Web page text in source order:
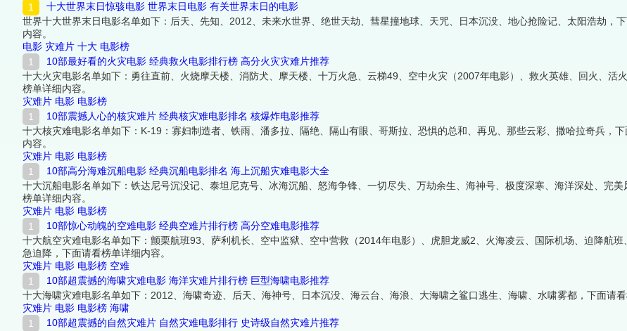
十大世界末日惊骇电影 世界末日电影 有关世界末日的电影
世界十大世界末日电影名单如下：后天、先知、2012、未来水世界、绝世天劫、彗星撞地球、天咒、日本沉没、地心抢险记、太阳浩劫，
内容。
电影 灾难片 十大 电影榜
10部最好看的火灾电影 经典救火电影排行榜 高分火灾灾难片推荐
十大火灾电影名单如下：勇往直前、火烧摩天楼、消防犬、摩天楼、十万火急、云梯49、空中火灾（2007年电影）、救火英雄、回火、活
榜单详细内容。
灾难片 电影 电影榜
10部震撼人心的核灾难片 经典核灾难电影排名 核爆炸电影推荐
十大核灾难电影名单如下：K-19：寡妇制造者、铁雨、潘多拉、隔绝、隔山有眼、哥斯拉、恐惧的总和、再见、那些云彩、撒哈拉奇兵，
内容。
灾难片 电影 电影榜
10部高分海难沉船电影 经典沉船电影排名 海上沉船灾难电影大全
十大沉船电影名单如下：铁达尼号沉没记、泰坦尼克号、冰海沉船、怒海争锋、一切尽失、万劫余生、海神号、极度深寒、海洋深处、完美
榜单详细内容。
灾难片 电影 电影榜
10部惊心动魄的空难电影 经典空难片排行榜 高分空难电影推荐
十大航空灾难电影名单如下：颤栗航班93、萨利机长、空中监狱、空中营救（2014年电影）、虎胆龙威2、火海凌云、国际机场、迫降航班
急迫降，下面请看榜单详细内容。
灾难片 电影 电影榜 空难
10部超震撼的海啸灾难电影 海洋灾难片排行榜 巨型海啸电影推荐
十大海啸灾难电影名单如下：2012、海啸奇迹、后天、海神号、日本沉没、海云台、海浪、大海啸之鲨口逃生、海啸、水啸雾都，下面请看
灾难片 电影 电影榜 海啸
10部超震撼的自然灾难片 自然灾难电影排行 史诗级自然灾难片推荐